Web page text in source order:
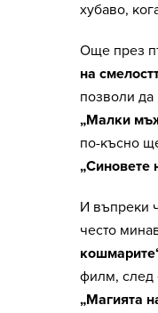
хубаво,
Още през
на
позволи да
„Малки
по-късно
„Синовете
И въпреки
често
филм, след
„Магията